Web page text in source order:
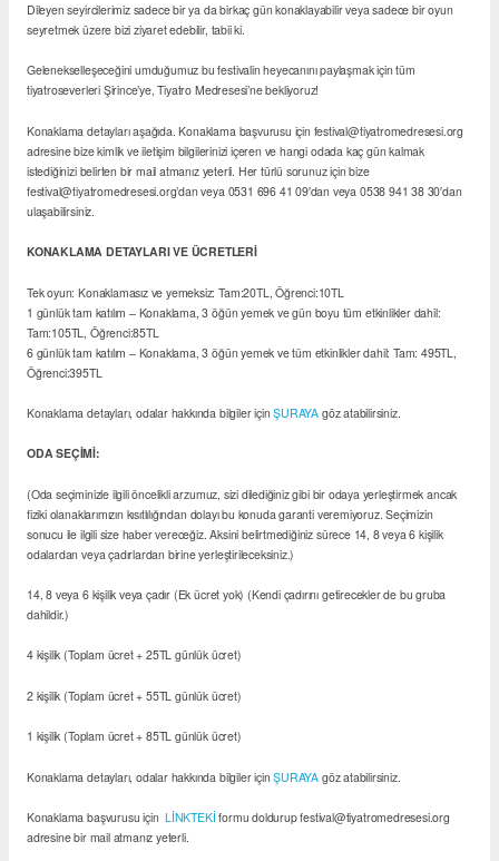
Dileyen seyircilerimiz sadece bir ya da birkaç gün konaklayabilir veya sadece bir oyun
seyretmek üzere bizi ziyaret edebilir, tabii ki.
Gelenekselleşeceğini umduğumuz bu festivalin heyecanını paylaşmak için tüm
tiyatroseverleri Şirince’ye, Tiyatro Medresesi’ne bekliyoruz!
Konaklama detayları aşağıda. Konaklama başvurusu için festival@tiyatromedresesi.org
adresine bize kimlik ve iletişim bilgilerinizi içeren ve hangi odada kaç gün kalmak
istediğinizi belirten bir mail atmanız yeterli. Her türlü sorunuz için bize
festival@tiyatromedresesi.org’dan veya 0531 696 41 09′dan veya 0538 941 38 30′dan
ulaşabilirsiniz.
KONAKLAMA DETAYLARI VE ÜCRETLERİ
Tek oyun: Konaklamasız ve yemeksiz: Tam:20TL, Öğrenci:10TL
1 günlük tam katılım – Konaklama, 3 öğün yemek ve gün boyu tüm etkinlikler dahil:
Tam:105TL, Öğrenci:85TL
6 günlük tam katılım – Konaklama, 3 öğün yemek ve tüm etkinlikler dahil: Tam: 495TL,
Öğrenci:395TL
Konaklama detayları, odalar hakkında bilgiler içinŞURAYA göz atabilirsiniz.
ODA SEÇİMİ:
(Oda seçiminizle ilgili öncelikli arzumuz, sizi dilediğiniz gibi bir odaya yerleştirmek ancak
fiziki olanaklarımızın kısıtlılığından dolayı bu konuda garanti veremiyoruz. Seçimizin
sonucu ile ilgili size haber vereceğiz. Aksini belirtmediğiniz sürece 14, 8 veya 6 kişilik
odalardan veya çadırlardan birine yerleştirileceksiniz.)
14, 8 veya 6 kişilik veya çadır (Ek ücret yok) (Kendi çadırını getirecekler de bu gruba
dahildir.)
4 kişilik (Toplam ücret + 25TL günlük ücret)
2 kişilik (Toplam ücret + 55TL günlük ücret)
1 kişilik (Toplam ücret + 85TL günlük ücret)
Konaklama detayları, odalar hakkında bilgiler içinŞURAYA göz atabilirsiniz.
Konaklama başvurusu içinLİNKTEKİ formu doldurup festival@tiyatromedresesi.org
adresine bir mail atmanız yeterli.